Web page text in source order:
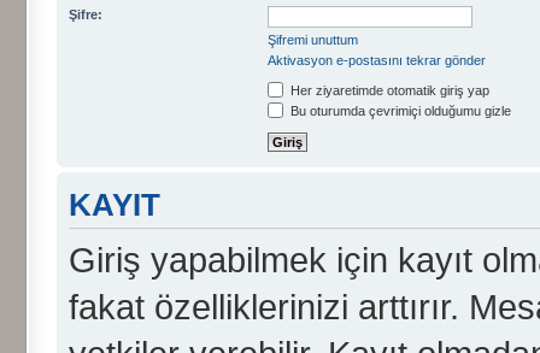
Şifre:
Şifremi unuttum
Aktivasyon e-postasını tekrar gönder
Her ziyaretimde otomatik giriş yap
Bu oturumda çevrimiçi olduğumu gizle
KAYIT
Giriş yapabilmek için kayıt
fakat özelliklerinizi arttırır.